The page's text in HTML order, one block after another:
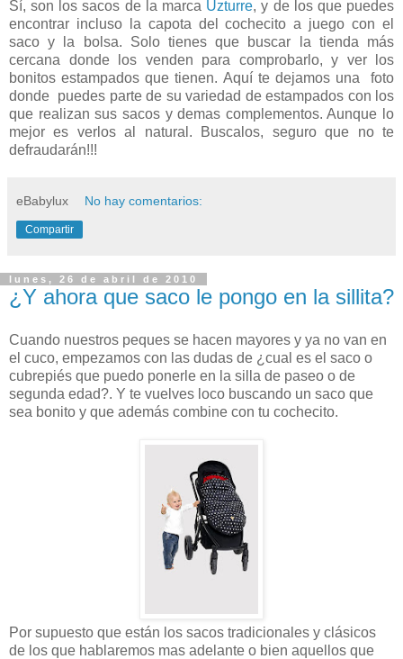
Sí, son los sacos de la marca Uzturre, y de los que puedes
encontrar incluso la capota del cochecito a juego con el
saco y la bolsa. Solo tienes que buscar la tienda más
cercana donde los venden para comprobarlo, y ver los
bonitos estampados que tienen. Aquí te dejamos una foto
donde puedes parte de su variedad de estampados con los
que realizan sus sacos y demas complementos. Aunque lo
mejor es verlos al natural. Buscalos, seguro que no te
defraudarán!!!
eBabylux No hay comentarios:
Compartir
lunes, 26 de abril de 2010
¿Y ahora que saco le pongo en la sillita?
Cuando nuestros peques se hacen mayores y ya no van en
el cuco, empezamos con las dudas de ¿cual es el saco o
cubrepiés que puedo ponerle en la silla de paseo o de
segunda edad?. Y te vuelves loco buscando un saco que
sea bonito y que además combine con tu cochecito.
Por supuesto que están los sacos tradicionales y clásicos
de los que hablaremos mas adelante o bien aquellos que